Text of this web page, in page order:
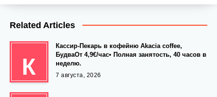
Related Articles
К
Кассир-Пекарь в кофейню Akacia coffee,
БудваОт 4,9€/час• Полная занятость, 40 часов в
неделю.
7 августа, 2026